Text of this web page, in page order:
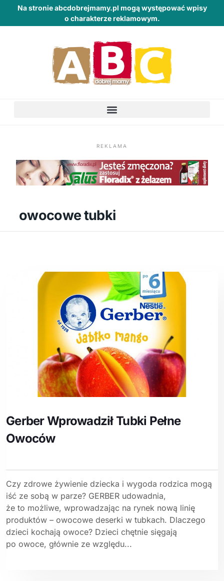
Na stronie abcdobrejmamy.pl mogą występować wpisy
o charakterze reklamowym.
REKLAMA
owocowe tubki
Gerber Wprowadził Tubki Pełne
Owoców
Czy zdrowe żywienie dziecka i wygoda rodzica mogą
iść ze sobą w parze? GERBER udowadnia,
że to możliwe, wprowadzając na rynek nową linię
produktów – owocowe deserki w tubkach. Dlaczego
dzieci kochają owoce? Dzieci chętnie sięgają
po owoce, głównie ze względu...